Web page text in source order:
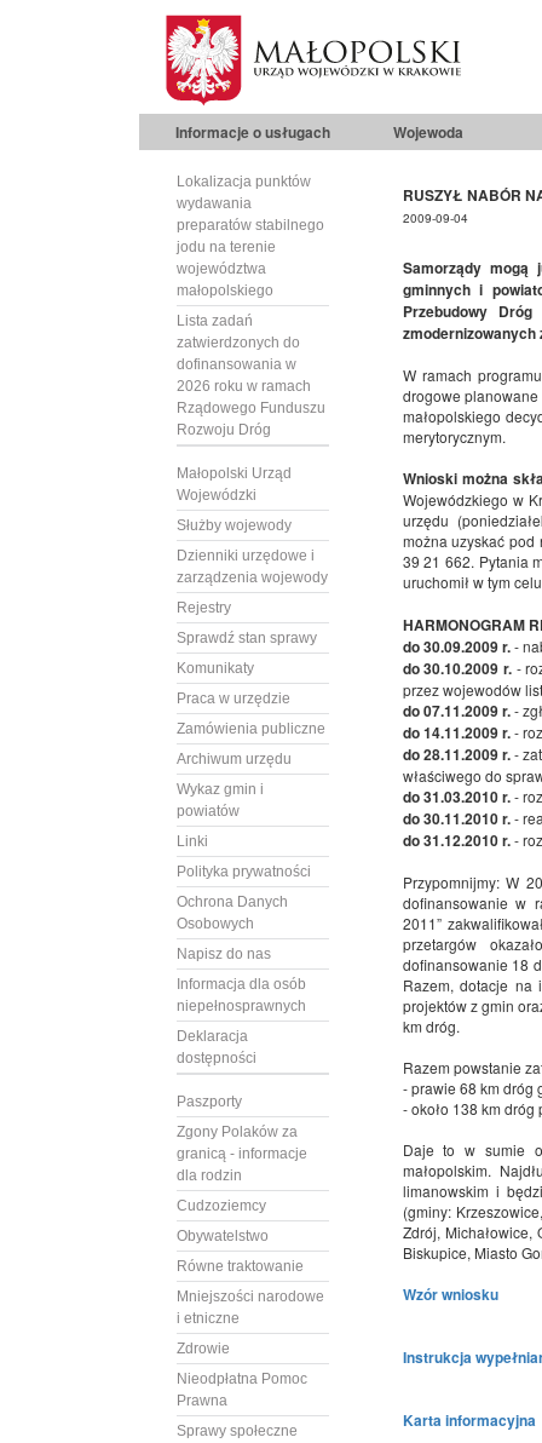
Informacje o usługach Wojewoda
Lokalizacja punktów
wydawania
preparatów stabilnego
jodu na terenie
województwa
małopolskiego
Lista zadań
zatwierdzonych do
dofinansowania w
2026 roku w ramach
Rządowego Funduszu
Rozwoju Dróg
Małopolski Urząd
Wojewódzki
Służby wojewody
Dzienniki urzędowe i
zarządzenia wojewody
Rejestry
Sprawdź stan sprawy
Komunikaty
Praca w urzędzie
Zamówienia publiczne
Archiwum urzędu
Wykaz gmin i
powiatów
Linki
Polityka prywatności
Ochrona Danych
Osobowych
Napisz do nas
Informacja dla osób
niepełnosprawnych
Deklaracja
dostępności
Paszporty
Zgony Polaków za
granicą - informacje
dla rodzin
Cudzoziemcy
Obywatelstwo
Równe traktowanie
Mniejszości narodowe
i etniczne
Zdrowie
Nieodpłatna Pomoc
Prawna
Sprawy społeczne
RUSZYŁ NABÓR
2009-09-04
Samorządy mogą
gminnych i
Przebudowy
zmodernizowanych
W ramach
drogowe
małopolskiego
merytorycznym.
Wnioski można
Wojewódzkiego w
urzędu
można uzyskać pod
39 21 662. Pytania
uruchomił w tym
HARMONOGRAM
do 30.09.2009 r.-
do 30.10.2009 r.-
przez wojewodów
do 07.11.2009 r.-
do 14.11.2009 r.-
do 28.11.2009 r.-
właściwego do
do 31.03.2010 r.-
do 30.11.2010 r.-
do 31.12.2010 r.-
Przypomnijmy: W
dofinansowanie w
2011”
przetargów
dofinansowanie 18
Razem, dotacje na
projektów z gmin
km dróg.
Razem powstanie
- prawie 68 km dróg
- około 138 km
Daje to w sumie
małopolskim.
limanowskim i
(gminy:
Zdrój, Michałowice,
Biskupice, Miasto
Wzór wniosku
Instrukcja
Karta informacyjna